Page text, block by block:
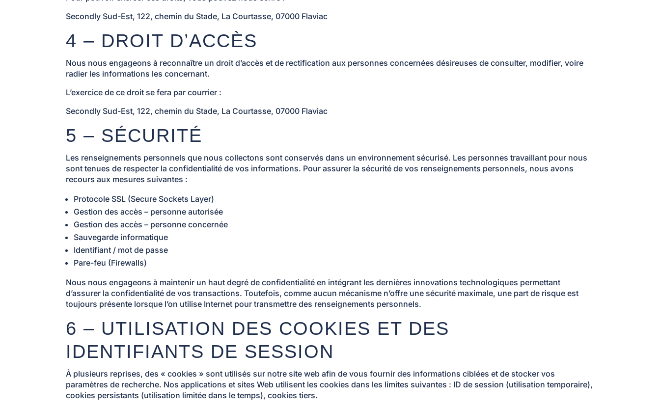
Secondly Sud-Est, 122, chemin du Stade, La Courtasse, 07000 Flaviac
4 – DROIT D’ACCÈS
Nous nous engageons à reconnaître un droit d’accès et de rectification aux personnes concernées désireuses de consulter, modifier, voire
radier les informations les concernant.
L’exercice de ce droit se fera par courrier :
Secondly Sud-Est, 122, chemin du Stade, La Courtasse, 07000 Flaviac
5 – SÉCURITÉ
Les renseignements personnels que nous collectons sont conservés dans un environnement sécurisé. Les personnes travaillant pour nous
sont tenues de respecter la confidentialité de vos informations. Pour assurer la sécurité de vos renseignements personnels, nous avons
recours aux mesures suivantes :
Protocole SSL (Secure Sockets Layer)
Gestion des accès – personne autorisée
Gestion des accès – personne concernée
Sauvegarde informatique
Identifiant / mot de passe
Pare-feu (Firewalls)
Nous nous engageons à maintenir un haut degré de confidentialité en intégrant les dernières innovations technologiques permettant
d’assurer la confidentialité de vos transactions. Toutefois, comme aucun mécanisme n’offre une sécurité maximale, une part de risque est
toujours présente lorsque l’on utilise Internet pour transmettre des renseignements personnels.
6 – UTILISATION DES COOKIES ET DES
IDENTIFIANTS DE SESSION
À plusieurs reprises, des « cookies » sont utilisés sur notre site web afin de vous fournir des informations ciblées et de stocker vos
paramètres de recherche. Nos applications et sites Web utilisent les cookies dans les limites suivantes : ID de session (utilisation temporaire),
cookies persistants (utilisation limitée dans le temps), cookies tiers.